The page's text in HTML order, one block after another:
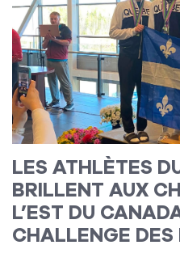
LES ATHLÈTES
BRILLENT AUX
L’EST DU
CHALLENGE DES